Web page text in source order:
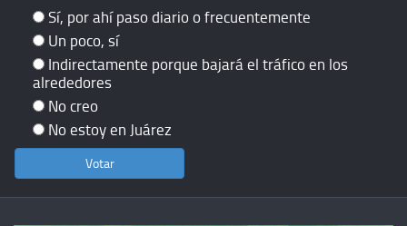
Sí, por ahí paso diario o frecuentemente
Un poco, sí
Indirectamente porque bajará el tráfico en los
alrededores
No creo
No estoy en Juárez